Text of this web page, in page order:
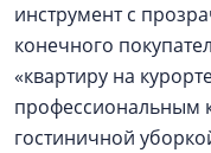
инструмент с
конечного
«квартиру на
профессиональным
гостиничной